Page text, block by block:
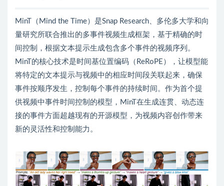
MinT（Mind the Time）是Snap Research、多伦多大学和向
量研究所联合推出的多事件视频生成框架，基于精确的时
间控制，根据文本提示生成包含多个事件的视频序列。
MinT的核心技术是时间基位置编码（ReRoPE），让模型能
将特定的文本提示与视频中的相应时间段关联起来，确保
事件按顺序发生，控制每个事件的持续时间。作为首个提
供视频中事件时间控制的模型，MinT在生成连贯、动态连
接的事件方面超越现有的开源模型，为视频内容创作带来
新的灵活性和控制能力。